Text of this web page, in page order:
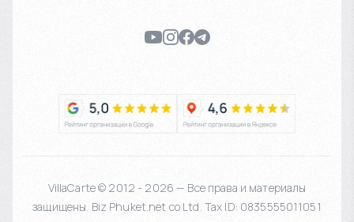
VillaCarte © 2012 - 2026 — Все права и материалы
защищены. Biz Phuket.net co Ltd. Tax ID: 0835555011051